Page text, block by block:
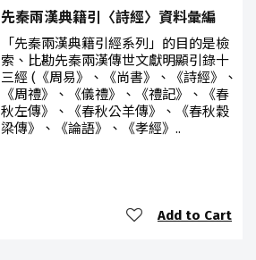
先秦兩漢典籍引〈詩經〉資料彙編
「先秦兩漢典籍引經系列」的目的是檢
索、比勘先秦兩漢傳世文獻明顯引錄十
三經 (《周易》、《尚書》、《詩經》、
《周禮》、《儀禮》、《禮記》、《春
秋左傳》、《春秋公羊傳》、《春秋穀
梁傳》、《論語》、《孝經》..
Add to Cart